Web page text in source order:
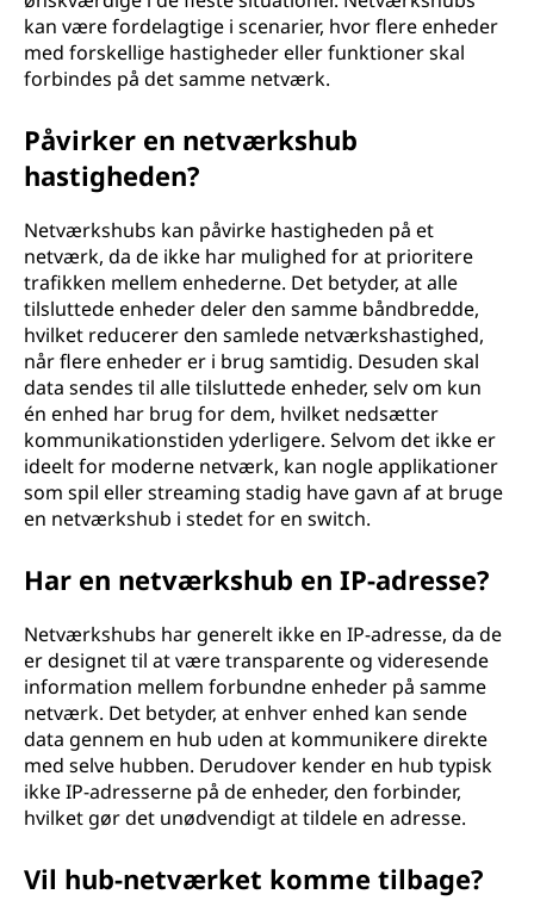
kan være fordelagtige i scenarier, hvor flere enheder
med forskellige hastigheder eller funktioner skal
forbindes på det samme netværk.
Påvirker en netværkshub
hastigheden?
Netværkshubs kan påvirke hastigheden på et
netværk, da de ikke har mulighed for at prioritere
trafikken mellem enhederne. Det betyder, at alle
tilsluttede enheder deler den samme båndbredde,
hvilket reducerer den samlede netværkshastighed,
når flere enheder er i brug samtidig. Desuden skal
data sendes til alle tilsluttede enheder, selv om kun
én enhed har brug for dem, hvilket nedsætter
kommunikationstiden yderligere. Selvom det ikke er
ideelt for moderne netværk, kan nogle applikationer
som spil eller streaming stadig have gavn af at bruge
en netværkshub i stedet for en switch.
Har en netværkshub en IP-adresse?
Netværkshubs har generelt ikke en IP-adresse, da de
er designet til at være transparente og videresende
information mellem forbundne enheder på samme
netværk. Det betyder, at enhver enhed kan sende
data gennem en hub uden at kommunikere direkte
med selve hubben. Derudover kender en hub typisk
ikke IP-adresserne på de enheder, den forbinder,
hvilket gør det unødvendigt at tildele en adresse.
Vil hub-netværket komme tilbage?